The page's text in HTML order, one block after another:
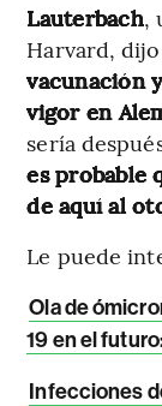
Lauterbach,
Harvard,
vacunación
vigor en
sería
es probable
de aquí al
Le puede
Ola de
19 en el
Infecciones